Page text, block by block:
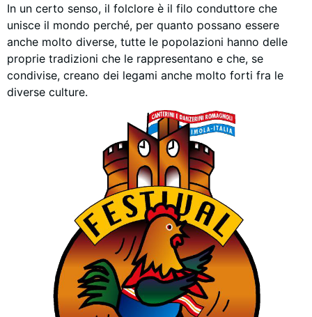
In un certo senso, il folclore è il filo conduttore che
unisce il mondo perché, per quanto possano essere
anche molto diverse, tutte le popolazioni hanno delle
proprie tradizioni che le rappresentano e che, se
condivise, creano dei legami anche molto forti fra le
diverse culture.